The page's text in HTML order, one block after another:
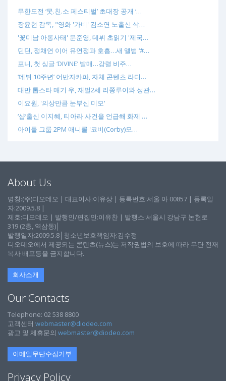
무한도전 ‘못.친.소 페스티벌’ 초대장 공개 ‘…
장윤현 감독, "영화 '가비' 김소연 노출신 삭…
'꽃미남 아롱사태' 문준영, 데뷔 초읽기 '제국…
딘딘, 정채연 이어 유연정과 호흡…새 앨범 ‘#…
포니, 첫 싱글 ‘DIVINE’ 발매…강렬 비주…
‘데뷔 10주년’ 어반자카파, 자체 콘텐츠 라디…
대만 톱스타 매기 우, 재벌2세 리쫑루이와 성관…
이요원, '의상만큼 눈부신 미모'
‘샵’출신 이지혜, 티아라 사건을 언급해 화제 …
아이돌 그룹 2PM 애니콜 '코비(Corby)모…
About Us
명칭:(주)디오데오 | 대표이사:이유상 | 등록번호:서울 아 00857 | 등록일
자:2009.5.8 |
제호:디오데오 | 발행인/편집인:이유찬 | 발행소:서울시 강남구 논현로
319 (2층, 역삼동)│
발행일자:2009.5.8│청소년보호책임자:김수정
디오데오에서 제공되는 콘텐츠(뉴스)는 저작권법의 보호에 따라 무단 전재
복사 배포등을 금지합니다.
회사소개
Our Contacts
Telephone: 02 538 8800
고객센터 webmaster@diodeo.com
광고 및 제휴문의 webmaster@diodeo.com
이메일무단수집거부
Privacy Policy